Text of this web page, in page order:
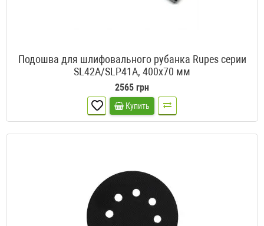
Подошва для шлифовального рубанка Rupes серии
SL42A/SLP41A, 400х70 мм
2565 грн
Купить